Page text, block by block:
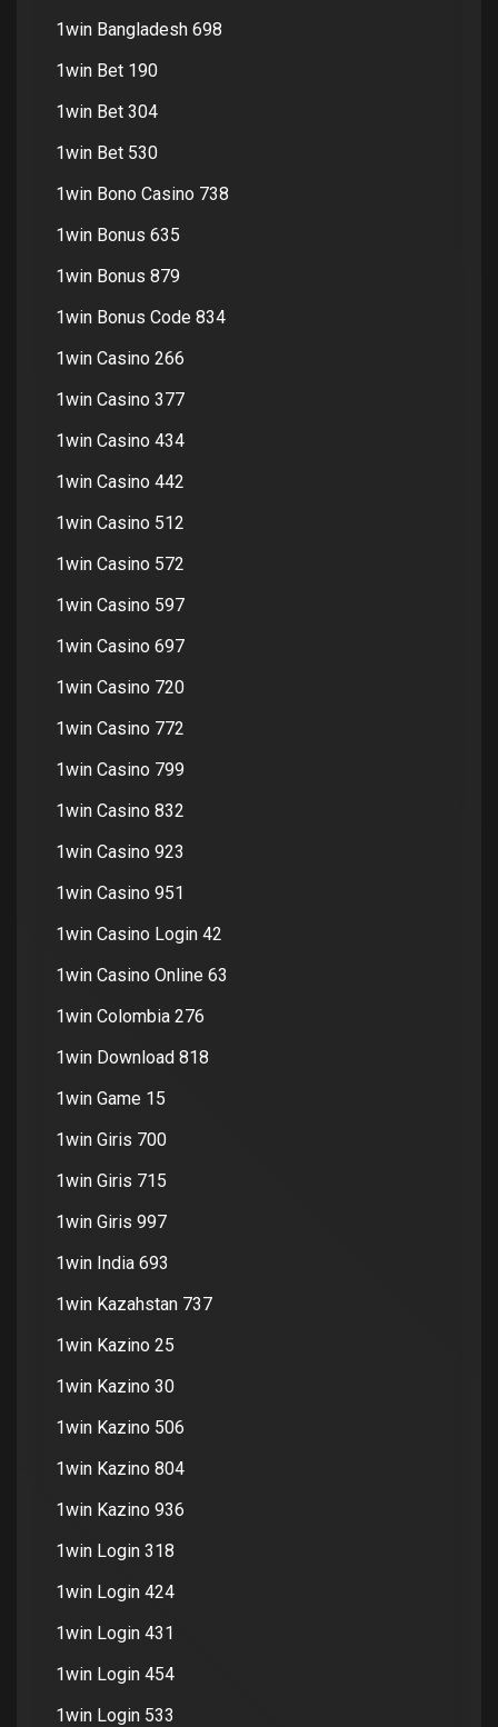
1win Bangladesh 698
1win Bet 190
1win Bet 304
1win Bet 530
1win Bono Casino 738
1win Bonus 635
1win Bonus 879
1win Bonus Code 834
1win Casino 266
1win Casino 377
1win Casino 434
1win Casino 442
1win Casino 512
1win Casino 572
1win Casino 597
1win Casino 697
1win Casino 720
1win Casino 772
1win Casino 799
1win Casino 832
1win Casino 923
1win Casino 951
1win Casino Login 42
1win Casino Online 63
1win Colombia 276
1win Download 818
1win Game 15
1win Giris 700
1win Giris 715
1win Giris 997
1win India 693
1win Kazahstan 737
1win Kazino 25
1win Kazino 30
1win Kazino 506
1win Kazino 804
1win Kazino 936
1win Login 318
1win Login 424
1win Login 431
1win Login 454
1win Login 533